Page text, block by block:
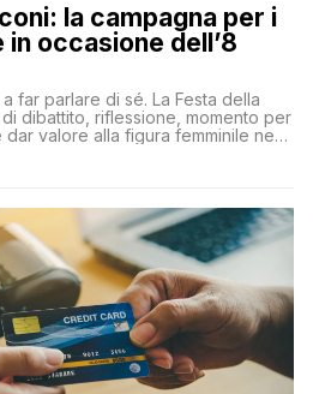
la campagna per i
occasione dell’8
far parlare di sé. La Festa della
dibattito, riflessione, momento per
valore alla figura femminile nella
A lanciare un messaggio “forte e